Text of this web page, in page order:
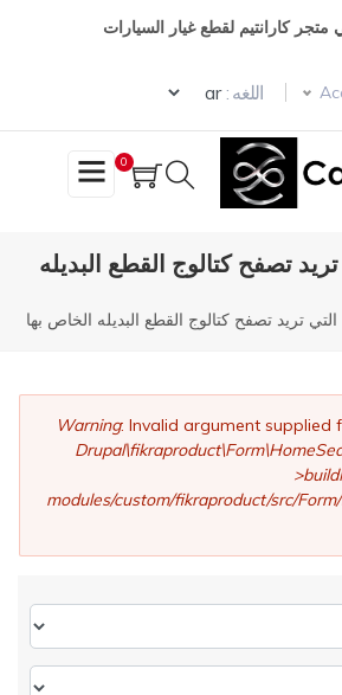
متجر كارانتيم لقطع غيار السيارات
اللغه :
Select your language
0
تصفح كتالوج القطع البديله
تريد تصفح كتالوج القطع البديله الخاص بها
Warning: Invalid argument supplied
modules/custom/fikraproduct/src/